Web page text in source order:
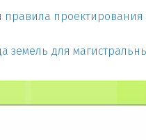
правила
земель для